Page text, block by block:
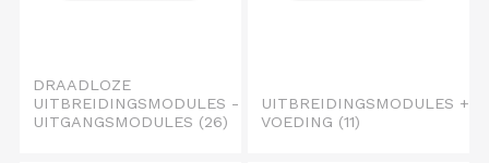
DRAADLOZE
UITBREIDINGSMODULES -
UITGANGSMODULES (26)
UITBREIDINGSMODULES +
VOEDING (11)